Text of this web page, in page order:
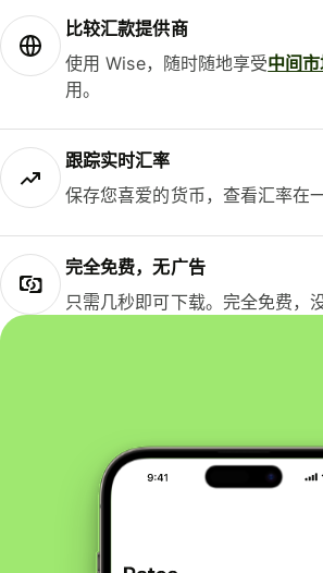
比较汇款提供商
使用 Wise，随时随地享受中间
用。
跟踪实时汇率
保存您喜爱的货币，查看汇率在
完全免费，无广告
只需几秒即可下载。完全免费，